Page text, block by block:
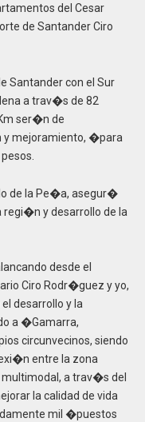
del Cesar
de Santander Ciro
Santander con el Sur
a trav�s de 82
ser�n de
mejoramiento, �para
de la Pe�a, asegur�
y desarrollo de la
desde el
Ciro Rodr�guez y yo,
desarrollo y la
a �Gamarra,
circunvecinos, siendo
entre la zona
a trav�s del
la calidad de vida
mil �puestos